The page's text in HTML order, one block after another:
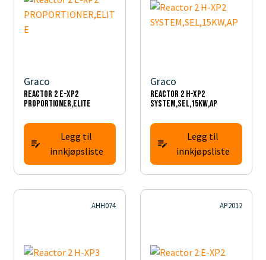
Graco
Reactor 2 E-XP2
PROPORTIONER,ELITE
Legg til
innkjøpsliste
Graco
Reactor 2 H-XP2
SYSTEM,SEL,15KW,AP
Legg til
innkjøpsliste
AHH074 AP2012